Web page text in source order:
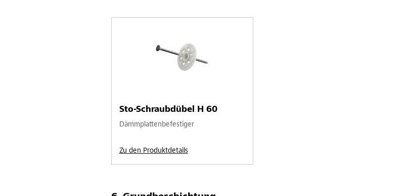
Sto-Schraubdübel H 60
Dämmplattenbefestiger
Zu den Produktdetails